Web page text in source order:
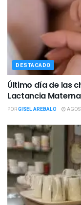
DESTACADO
Último día de las
Lactancia
PORGISEL AREBALO